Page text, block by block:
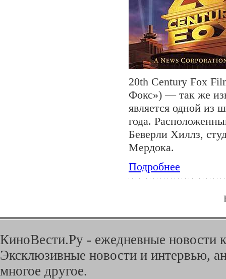
20th Century Fox
Фокс») — так же
является одной из
года.
Беверли Хиллз,
Мердока.
Подробнее
КиноВести.Ру - ежедневные новости
Эксклюзивные новости и интервью,
многое другое.